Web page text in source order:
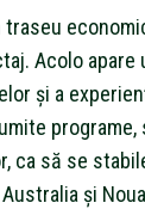
traseu
Acolo apare
și a
ca să se
și